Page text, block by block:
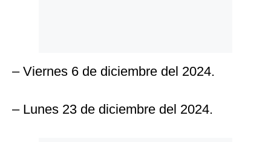
– Viernes 6 de diciembre del 2024.
– Lunes 23 de diciembre del 2024.